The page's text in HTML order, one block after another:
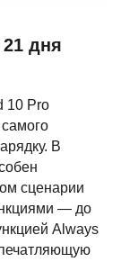
дня
10 Pro
В
сценарии
— до
Always